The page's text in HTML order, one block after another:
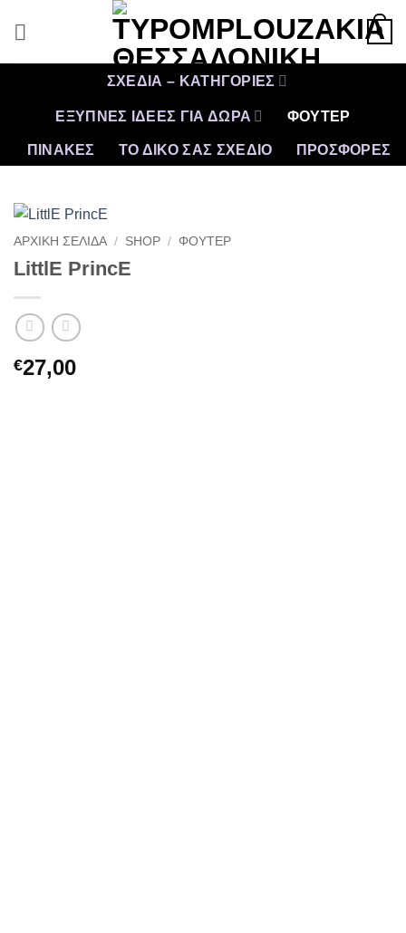
0
ΣΧΕΔΙΑ – ΚΑΤΗΓΟΡΙΕΣ
ΕΞΥΠΝΕΣ ΙΔΕΕΣ ΓΙΑ ΔΩΡΑ ΦΟΥΤΕΡ
ΠΙΝΑΚΕΣ ΤΟ ΔΙΚΟ ΣΑΣ ΣΧΕΔΙΟ ΠΡΟΣΦΟΡΈΣ
ΑΡΧΙΚΉ ΣΕΛΊΔΑ / SHOP / ΦΟΥΤΕΡ
LittlΕ PrincΕ
€27,00